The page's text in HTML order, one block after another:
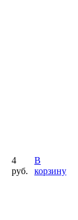
4
руб.
В
корзину